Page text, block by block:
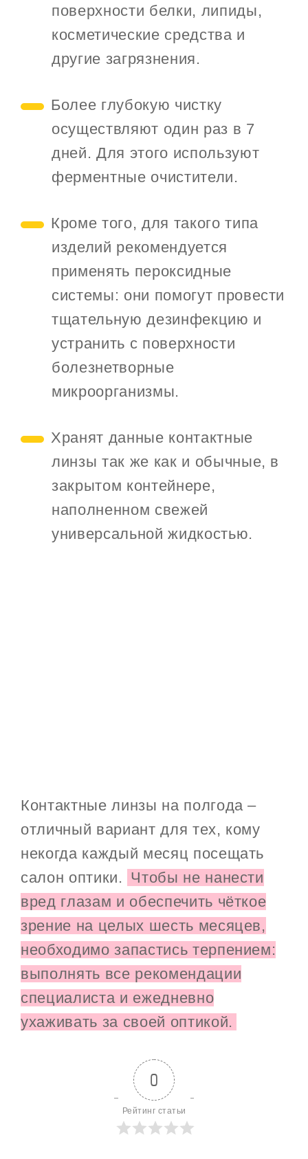
поверхности белки, липиды,
косметические средства и
другие загрязнения.
Более глубокую чистку
осуществляют один раз в 7
дней. Для этого используют
ферментные очистители.
Кроме того, для такого типа
изделий рекомендуется
применять пероксидные
системы: они помогут провести
тщательную дезинфекцию и
устранить с поверхности
болезнетворные
микроорганизмы.
Хранят данные контактные
линзы так же как и обычные, в
закрытом контейнере,
наполненном свежей
универсальной жидкостью.
Контактные линзы на полгода –
отличный вариант для тех, кому
некогда каждый месяц посещать
салон оптики. Чтобы не нанести
вред глазам и обеспечить чёткое
зрение на целых шесть месяцев,
необходимо запастись терпением:
выполнять все рекомендации
специалиста и ежедневно
ухаживать за своей оптикой.
0
Рейтинг статьи